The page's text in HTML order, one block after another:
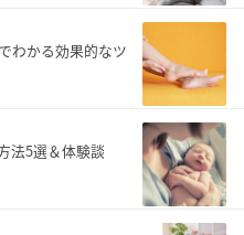
わかる効果的なツ
法5選＆体験談